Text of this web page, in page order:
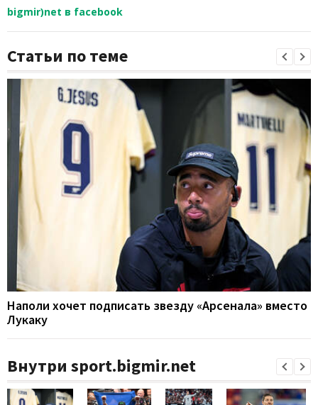
bigmir)net в facebook
Статьи по теме
Наполи хочет подписать звезду «Арсенала» вместо
Лукаку
Внутри sport.bigmir.net